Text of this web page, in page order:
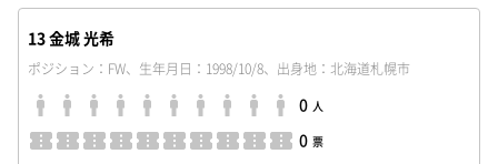
13 金城 光希
ポジション：FW、生年月日：1998/10/8、出身地：北海道札幌市
0 人
0 票